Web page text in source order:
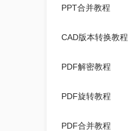
PPT合并教程
CAD版本转换教程
PDF解密教程
PDF旋转教程
PDF合并教程